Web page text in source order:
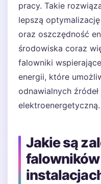
pracy. Takie
lepszą
oraz oszczędność
środowiska coraz
falowniki
energii, które
odnawialnych
elektroenergetyczną.
Jakie są